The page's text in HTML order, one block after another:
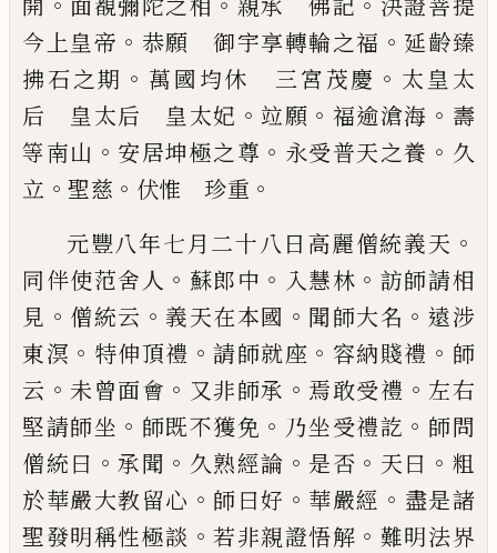
開
面覩彌陀之相 親承 佛記 決證菩提
今上皇帝 。 恭願 御宇享轉輪之福 。 延齡臻
拂石之期 。 萬國均休 三宮茂慶 。 太皇太
后 皇太后 皇太妃 。 竝願 。 福逾滄海 。 壽
等南山 。 安居坤極之尊 。 永受普天之養 。 久
立 。 聖慈 。 伏惟 珍重 。
元豐八年七月二十八日 高麗僧統義天 。
同伴使范舍人 。 蘇郎中 。 入慧林 。 訪師請相
見 。 僧統云 。 義天在本國 。 聞師大名 。遠涉
東溟 。 特伸頂禮 。請師就座 。 容納賤禮 。 師
云 。 未曾面會 。 又非師承 。 焉敢受禮 。 左右
堅請師坐 。 師既不獲免 。 乃坐受禮訖 。 師問
僧統曰 。承聞 。 久熟經論 。 是否 。 天曰 。 粗
於華嚴大教留心 。 師曰好 。 華嚴經 。 盡是諸
聖發明稱性極談 。若非親證悟解 。 難明法界